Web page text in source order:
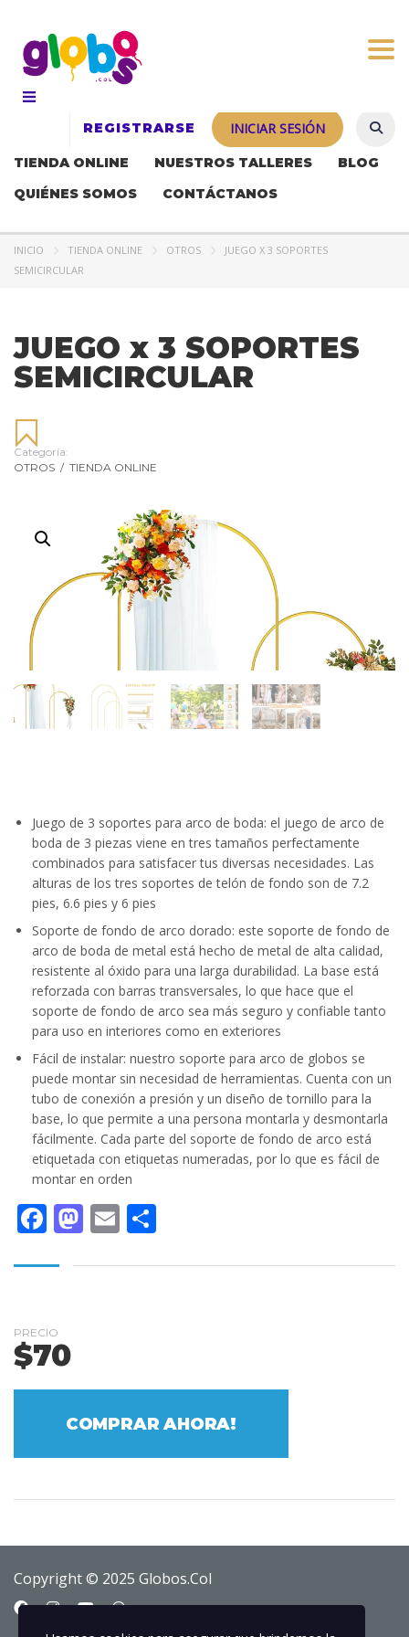
REGISTRARSE INICIAR SESIÓN
TIENDA ONLINE NUESTROS TALLERES
BLOG
QUIÉNES SOMOS
CONTÁCTANOS
INICIO TIENDA ONLINE OTROS
JUEGO X 3 SOPORTES
SEMICIRCULAR
JUEGO x 3 SOPORTES
SEMICIRCULAR
Categoría:
OTROS / TIENDA ONLINE
Juego de 3 soportes para arco de boda: el juego de arco de
boda de 3 piezas viene en tres tamaños perfectamente
combinados para satisfacer tus diversas necesidades. Las
alturas de los tres soportes de telón de fondo son de 7.2
pies, 6.6 pies y 6 pies
Soporte de fondo de arco dorado: este soporte de fondo de
arco de boda de metal está hecho de metal de alta calidad,
resistente al óxido para una larga durabilidad. La base está
reforzada con barras transversales, lo que hace que el
soporte de fondo de arco sea más seguro y confiable tanto
para uso en interiores como en exteriores
Fácil de instalar: nuestro soporte para arco de globos se
puede montar sin necesidad de herramientas. Cuenta con un
tubo de conexión a presión y un diseño de tornillo para la
base, lo que permite a una persona montarla y desmontarla
fácilmente. Cada parte del soporte de fondo de arco está
etiquetada con etiquetas numeradas, por lo que es fácil de
montar en orden
Facebook
Mastodon
Email
PRECIO
$70
COMPRAR AHORA!
Copyright © 2025 Globos.Col